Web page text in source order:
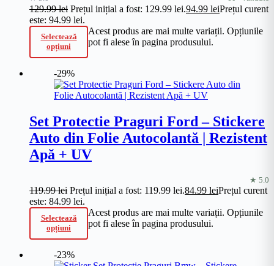
129.99lei Prețul inițial a fost: 129.99 lei.94.99 leiPrețul curent
este: 94.99 lei.
Selectează
opțiuni
Acest produs are mai multe variații. Opțiunile
pot fi alese în pagina produsului.
-29%
Set Protectie Praguri Ford – Stickere
Auto din Folie Autocolantă | Rezistent
Apă + UV
★ 5.0
119.99lei Prețul inițial a fost: 119.99 lei.84.99 leiPrețul curent
este: 84.99 lei.
Selectează
opțiuni
Acest produs are mai multe variații. Opțiunile
pot fi alese în pagina produsului.
-23%